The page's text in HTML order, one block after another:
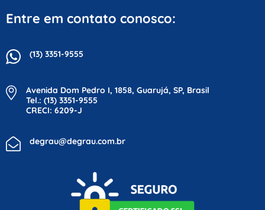
Entre em contato conosco:
(13) 3351-9555
Avenida Dom Pedro I, 1858, Guarujá, SP, Brasil
Tel.: (13) 3351-9555
CRECI: 6209-J
degrau@degrau.com.br